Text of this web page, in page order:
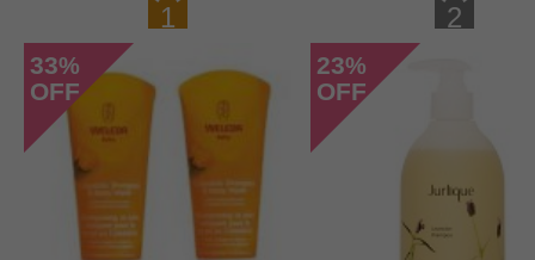
クチコミを投稿する
CT会員様は、
マイページの「購
らクチコミ投稿すると1 商品に
ントプレゼント！
1
33%
OFF
2
23%
OFF